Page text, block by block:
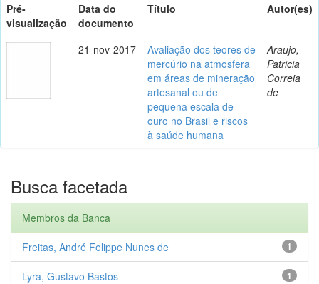
Pré-
visualização
Data do
documento
Título Autor(es)
21-nov-2017
Avaliação dos teores de
mercúrio na atmosfera
em áreas de mineração
artesanal ou de
pequena escala de
ouro no Brasil e riscos
à saúde humana
Araujo,
Patricia
Correia
de
Busca facetada
Membros da Banca
1
Freitas, André Felippe Nunes de
1
Lyra, Gustavo Bastos